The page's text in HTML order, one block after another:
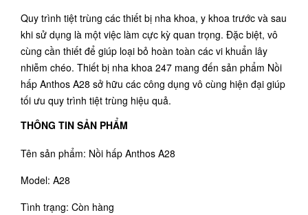
Quy trình tiệt trùng các thiết bị nha khoa, y khoa trước và sau
khi sử dụng là một việc làm cực kỳ quan trọng. Đặc biệt, vô
cùng cần thiết để giúp loại bỏ hoàn toàn các vi khuẩn lây
nhiễm chéo. Thiết bị nha khoa 247 mang đến sản phẩm Nồi
hấp Anthos A28 sở hữu các công dụng vô cùng hiện đại giúp
tối ưu quy trình tiệt trùng hiệu quả.
THÔNG TIN SẢN PHẨM
Tên sản phẩm: Nồi hấp Anthos A28
Model: A28
Tình trạng: Còn hàng